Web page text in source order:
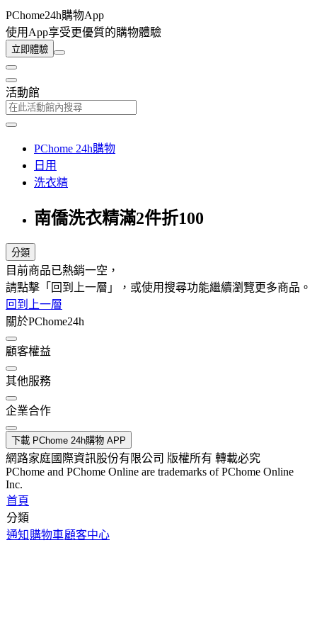
PChome24h購物App
使用App享受更優質的購物體驗
立即體驗
活動館
PChome 24h購物
日用
洗衣精
南僑洗衣精滿2件折100
分類
目前商品已熱銷一空，
請點擊「回到上一層」，或使用搜尋功能繼續瀏覽更多商品。
回到上一層
關於PChome24h
顧客權益
其他服務
企業合作
下載 PChome 24h購物 APP
網路家庭國際資訊股份有限公司 版權所有 轉載必究
PChome and PChome Online are trademarks of PChome Online
Inc.
首頁
分類
通知 購物車顧客中心